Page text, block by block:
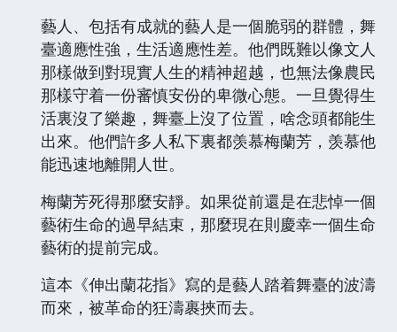
藝人、包括有成就的藝人是一個脆弱的群體，舞
臺適應性強，生活適應性差。他們既難以像文人
那樣做到對現實人生的精神超越，也無法像農民
那樣守着一份審慎安份的卑微心態。一旦覺得生
活裏沒了樂趣，舞臺上沒了位置，啥念頭都能生
出來。他們許多人私下裏都羡慕梅蘭芳，羡慕他
能迅速地離開人世。
梅蘭芳死得那麼安靜。如果從前還是在悲悼一個
藝術生命的過早結束，那麼現在則慶幸一個生命
藝術的提前完成。
這本《伸出蘭花指》寫的是藝人踏着舞臺的波濤
而來，被革命的狂濤裹挾而去。